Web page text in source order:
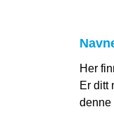
Her
Er ditt
denne